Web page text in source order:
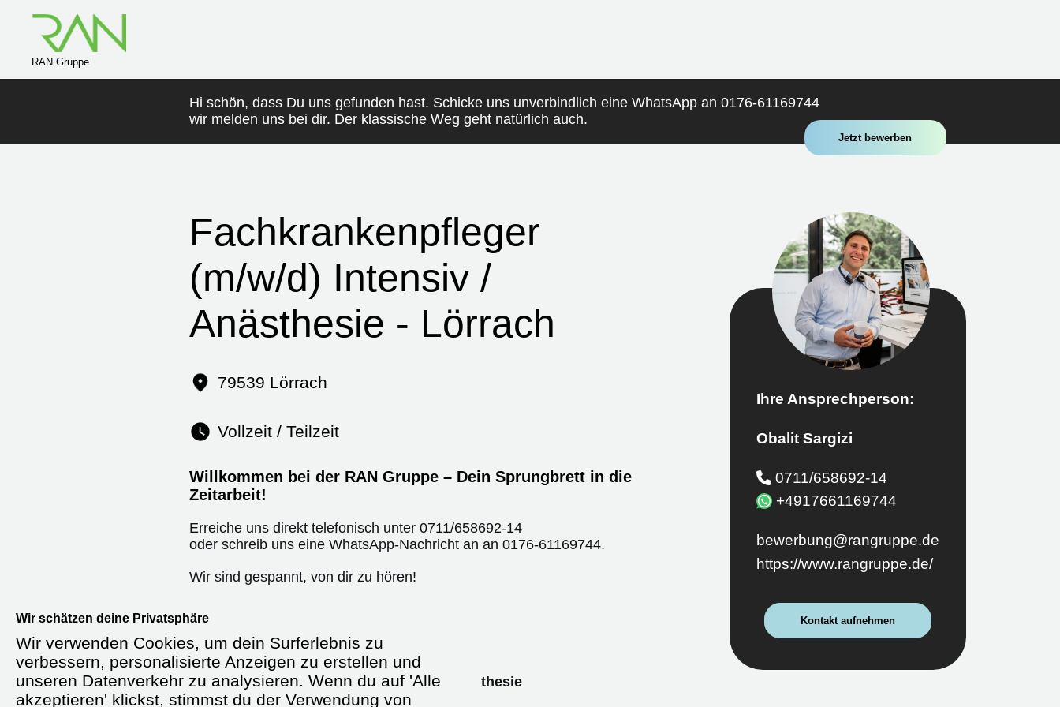
RAN Gruppe
Hi schön, dass Du uns gefunden hast. Schicke uns unverbindlich eine WhatsApp an 0176-61169744
wir melden uns bei dir. Der klassische Weg geht natürlich auch.
Jetzt bewerben
Fachkrankenpfleger
(m/w/d) Intensiv /
Anästhesie - Lörrach
79539 Lörrach
Vollzeit / Teilzeit
Willkommen bei der RAN Gruppe – Dein Sprungbrett in die
Zeitarbeit!
Erreiche uns direkt telefonisch unter 0711/658692-14
oder schreib uns eine WhatsApp-Nachricht an an 0176-61169744.
Wir sind gespannt, von dir zu hören!
Starte durch in der Zeitarbeit als
Fachkrankenpfleger (m/w/d) Intensiv / Anästhesie
Ihre Ansprechperson:
Obalit Sargizi
0711/658692-14
+4917661169744
bewerbung@rangruppe.de
https://www.rangruppe.de/
Kontakt aufnehmen
Wir schätzen deine Privatsphäre
Wir verwenden Cookies, um dein Surferlebnis zu
verbessern, personalisierte Anzeigen zu erstellen und
unseren Datenverkehr zu analysieren. Wenn du auf 'Alle
akzeptieren' klickst, stimmst du der Verwendung von